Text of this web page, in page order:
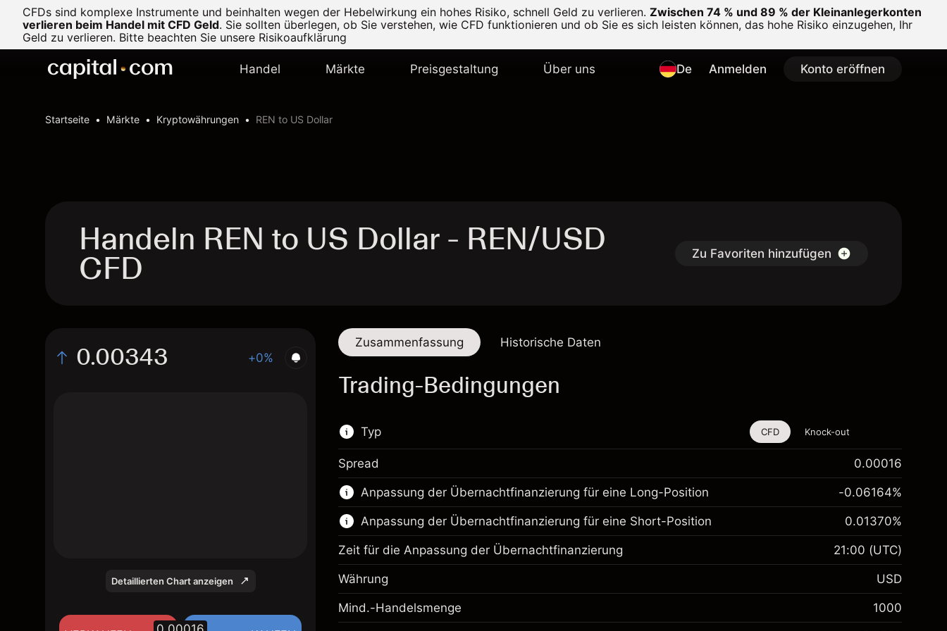
CFDs sind komplexe Instrumente und beinhalten wegen der Hebelwirkung ein hohes Risiko, schnell Geld zu verlieren. Zwischen 74 % und 89 % der Kleinanlegerkonten
verlieren beim Handel mit CFD Geld. Sie sollten überlegen, ob Sie verstehen, wie CFD funktionieren und ob Sie es sich leisten können, das hohe Risiko einzugehen, Ihr
Geld zu verlieren. Bitte beachten Sie unsere Risikoaufklärung
Handel Märkte Preisgestaltung Über uns De Anmelden Konto eröffnen
Startseite Märkte Kryptowährungen REN to US Dollar
Handeln REN to US Dollar - REN/USD
CFD Zu Favoriten hinzufügen
0.00343 +0%
Detaillierten Chart anzeigen
Zusammenfassung Historische Daten
Trading-Bedingungen
Typ
Dieses Finanzinstrument steht für das Traden
über CFDs und Knock-outs zur Verfügung.
Erfahren Sie mehr über:
CFDs
Knock-outs
CFD Knock-out
Spread 0.00016
Anpassung der Übernachtfinanzierung für eine Long-Position -0.06164%
Anpassung der Übernachtfinanzierung für eine Short-Position 0.01370%
Zeit für die Anpassung der Übernachtfinanzierung 21:00 (UTC)
Währung USD
Mind.-Handelsmenge 1000